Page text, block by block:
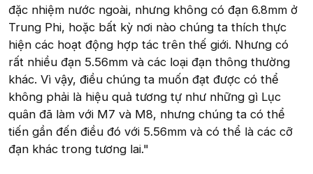
đặc nhiệm nước ngoài, nhưng không có đạn 6.8mm ở
Trung Phi, hoặc bất kỳ nơi nào chúng ta thích thực
hiện các hoạt động hợp tác trên thế giới. Nhưng có
rất nhiều đạn 5.56mm và các loại đạn thông thường
khác. Vì vậy, điều chúng ta muốn đạt được có thể
không phải là hiệu quả tương tự như những gì Lục
quân đã làm với M7 và M8, nhưng chúng ta có thể
tiến gần đến điều đó với 5.56mm và có thể là các cỡ
đạn khác trong tương lai."